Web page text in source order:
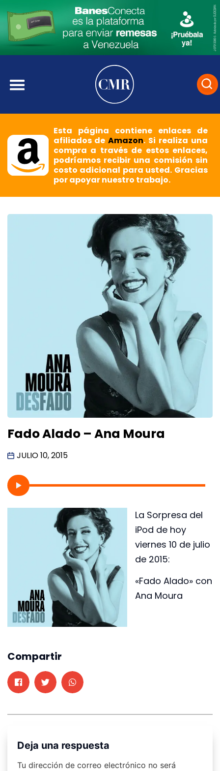
Esta página contiene enlaces de
afiliados deAmazon. Si realiza una
compra a través de estos enlaces,
podríamos recibir una comisión sin
costo adicional para usted. Gracias
por apoyar nuestro trabajo.
Fado Alado – Ana Moura
JULIO 10, 2015
La Sorpresa del
iPod de hoy
viernes 10 de julio
de 2015:
«Fado Alado» con
Ana Moura
Compartir
Deja una respuesta
Tu dirección de correo electrónico no será